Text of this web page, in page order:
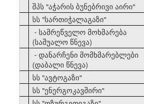
შპს "აჭარის ბუნებრივი აირი"
სს "სართიჭალაგაზი"
- სამრეწველო მოხმარება
(საშუალო წნევა)
- დანარჩენი მომხმარებლები
(დაბალი წნევა)
სს "ავტოგაზი"
სს "ენერგოკავშირი"